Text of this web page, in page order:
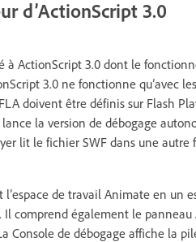
d’ActionScript 3.0
à ActionScript 3.0 dont le
3.0 ne fonctionne qu’avec
doivent être définis sur Flash
la version de débogage
lit le fichier SWF dans une
de travail Animate en un
Il comprend également le
Console de débogage affiche la